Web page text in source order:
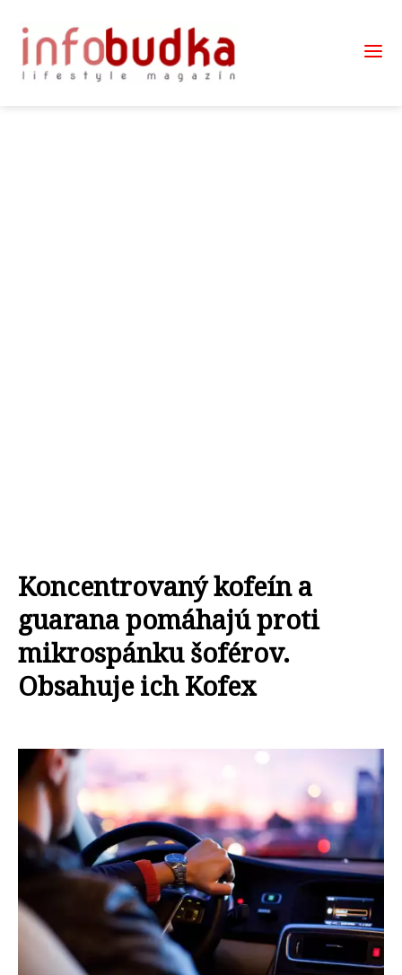
Koncentrovaný kofeín a
guarana pomáhajú proti
mikrospánku šoférov.
Obsahuje ich Kofex